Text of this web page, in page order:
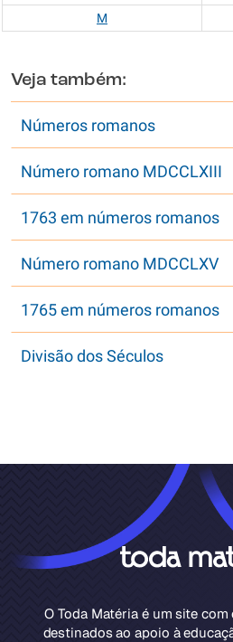
M
Veja também:
Números romanos
Número romano MDCCLXIII
1763 em números romanos
Número romano MDCCLXV
1765 em números romanos
Divisão dos Séculos
O Toda Matéria é um site
destinados ao apoio à